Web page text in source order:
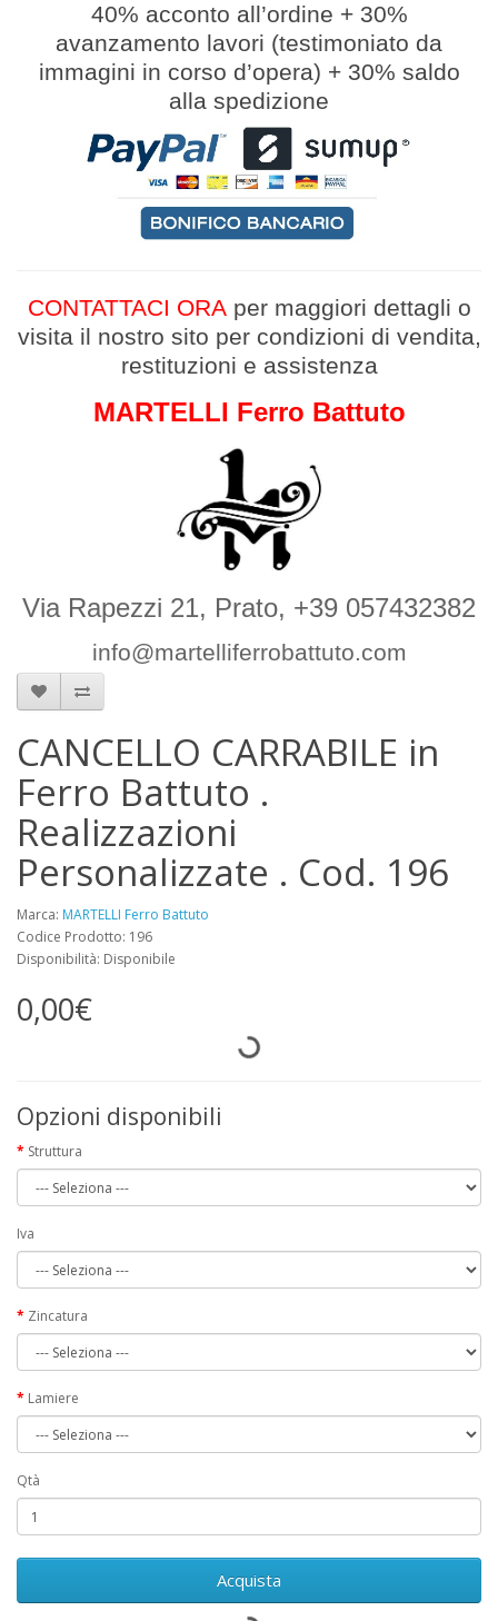
40% acconto all’ordine + 30%
avanzamento lavori (testimoniato da
immagini in corso d’opera) + 30% saldo
alla spedizione
CONTATTACI ORAper maggiori dettagli o
visita il nostro sito per condizioni di vendita,
restituzioni e assistenza
MARTELLI Ferro Battuto
Via Rapezzi 21, Prato, +39 057432382
info@martelliferrobattuto.com
CANCELLO CARRABILE in
Ferro Battuto .
Realizzazioni
Personalizzate . Cod. 196
Marca: MARTELLI Ferro Battuto
Codice Prodotto: 196
Disponibilità: Disponibile
0,00€
Opzioni disponibili
Struttura
Iva
Zincatura
Lamiere
Qtà
Acquista